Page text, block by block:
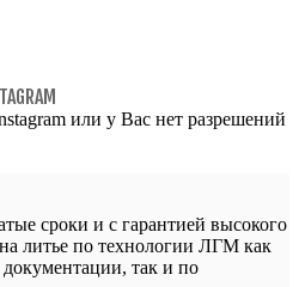
или у Вас нет разрешений
сроки и с гарантией высокого
литье по технологии ЛГМ как
так и по